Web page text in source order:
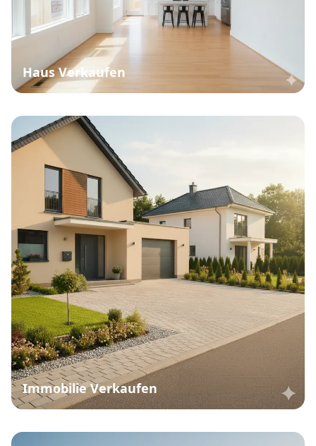
Haus Verkaufen
Immobilie Verkaufen